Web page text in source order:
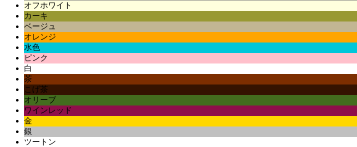
オフホワイト
カーキ
ベージュ
オレンジ
水色
ピンク
白
茶
こげ茶
オリーブ
ワインレッド
金
銀
ツートン